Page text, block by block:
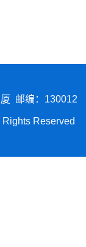
邮编：130012
Reserved